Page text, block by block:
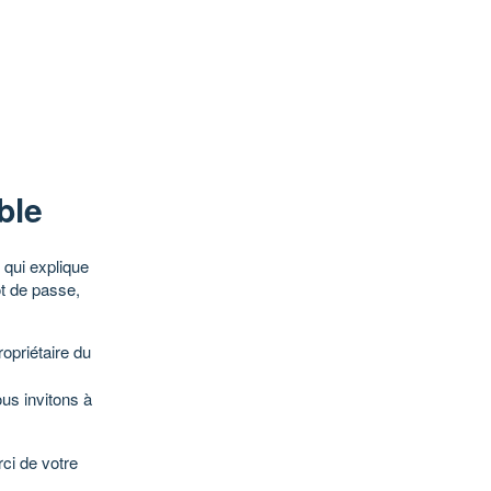
explique
de passe,
du
invitons à
de votre